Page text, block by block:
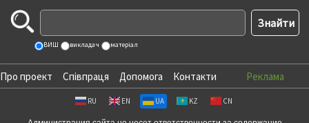
ВИШ викладач матеріал
Про проект Співпраця Допомога Контакти Реклама
RU EN UA KZ CN